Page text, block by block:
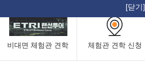
[닫기]
비대면 체험관 견학 체험관 견학 신청